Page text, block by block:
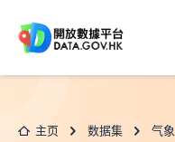
主页 数据集 气象